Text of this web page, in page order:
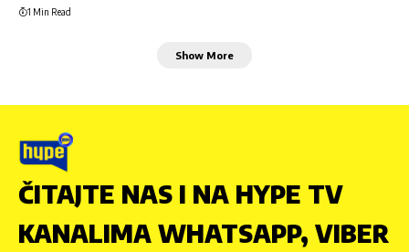
1 Min Read
Show More
ČITAJTE NAS I NA HYPE TV
KANALIMA WHATSAPP, VIBER